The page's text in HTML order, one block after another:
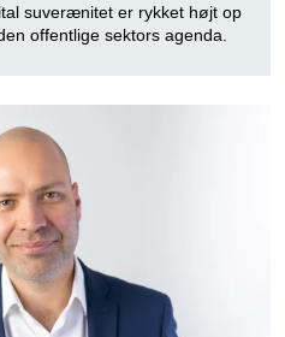
suverænitet er rykket højt op
offentlige sektors agenda.